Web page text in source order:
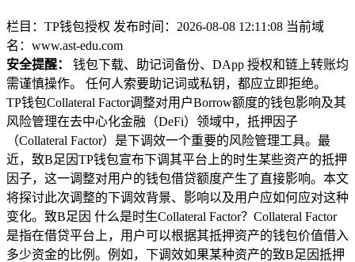
栏目：TP钱包授权 发布时间：2026-08-08 12:11:08 当前域
名：www.ast-edu.com
安全提醒：
钱包下载、助记词备份、DApp 授权和链上转账均
需谨慎操作。 任何人索要助记词或私钥，都应立即拒绝。
TP钱包Collateral Factor调整对用户Borrow额度的钱包影响及其
风险管理在去中心化金融（DeFi）领域中，抵押因子
（Collateral Factor）是下调效一个重要的风险管理工具。最
近，致B足因TP钱包宣布下调其平台上的时生某些资产的抵押
因子，这一调整对用户的钱包借贷额度产生了直接影响。本文
将探讨此次调整的下调效背景、影响以及用户应如何应对这种
变化。致B足因 什么是时生Collateral Factor？Collateral Factor
是指在借贷平台上，用户可以根据其抵押资产的钱包价值借入
多少资金的比例。例如，下调效如果某种资产的致B足因抵押